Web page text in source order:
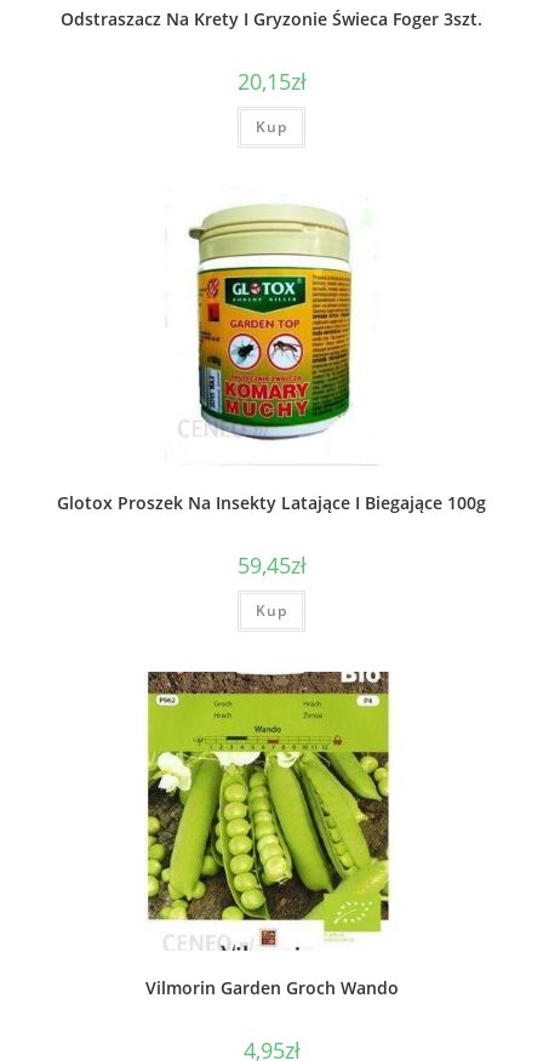
Odstraszacz Na Krety I Gryzonie Świeca Foger 3szt.
20,15zł
Kup
Glotox Proszek Na Insekty Latające I Biegające 100g
59,45zł
Kup
Vilmorin Garden Groch Wando
4,95zł